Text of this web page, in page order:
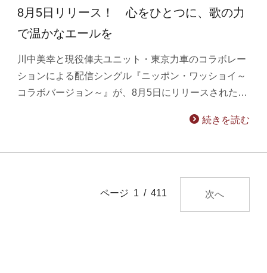
8月5日リリース！ 心をひとつに、歌の力
で温かなエールを
川中美幸と現役俥夫ユニット・東京力車のコラボレー
ションによる配信シングル『ニッポン・ワッショイ～
コラボバージョン～』が、8月5日にリリースされた…
続きを読む
ページ 1 / 411 次へ